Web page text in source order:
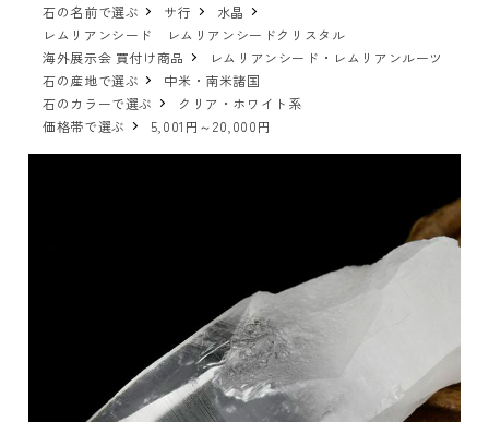
石の名前で選ぶ
サ行
水晶
レムリアンシード レムリアンシードクリスタル
海外展示会 買付け商品
レムリアンシード・レムリアンルーツ
石の産地で選ぶ
中米・南米諸国
石のカラーで選ぶ
クリア・ホワイト系
価格帯で選ぶ
5,001円～20,000円